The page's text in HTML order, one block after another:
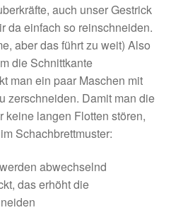
auch unser Gestrick
da einfach so reinschneiden.
aber das führt zu weit) Also
die Schnittkante
man ein paar Maschen mit
zerschneiden. Damit man die
keine langen Flotten stören,
Schachbrettmuster: